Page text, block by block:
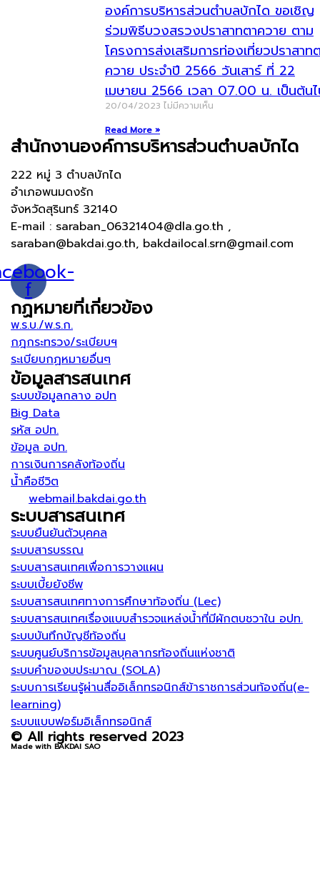
องค์การบริหารส่วนตำบลบักได ขอเชิญ
ร่วมพิธีบวงสรวงปราสาทตาควาย ตาม
โครงการส่งเสริมการท่องเที่ยวปราสาท
ควาย ประจำปี 2566 วันเสาร์ ที่ 22
เมษายน 2566 เวลา 07.00 น. เป็นต้น
20/04/2023 ไม่มีความเห็น
Read More »
สำนักงานองค์การบริหารส่วนตำบลบักได
222 หมู่ 3 ตำบลบักได
อำเภอพนมดงรัก
จังหวัดสุรินทร์ 32140
E-mail : saraban_06321404@dla.go.th ,
saraban@bakdai.go.th, bakdailocal.srn@gmail.com
f
กฏหมายที่เกี่ยวข้อง
พ.ร.บ./พ.ร.ก.
กฎกระทรวง/ระเบียบฯ
ระเบียบกฏหมายอื่นๆ
ข้อมูลสารสนเทศ
ระบบข้อมูลกลาง อปท
Big Data
รหัส อปท.
ข้อมูล อปท.
การเงินการคลังท้องถิ่น
น้ำคือชีวิต
webmail.bakdai.go.th
ระบบสารสนเทศ
ระบบยืนยันตัวบุคคล
ระบบสารบรรณ
ระบบสารสนเทศเพื่อการวางแผน
ระบบเบี้ยยังชีพ
ระบบสารสนเทศทางการศึกษาท้องถิ่น (Lec)
ระบบสารสนเทศเรื่องแบบสำรวจแหล่งน้ำที่มีผักตบชวาใน อปท.
ระบบบันทึกบัญชีท้องถิ่น
ระบบศูนย์บริการข้อมูลบุคลากรท้องถิ่นแห่งชาติ
ระบบคำของบประมาณ (SOLA)
ระบบการเรียนรู้ผ่านสื่ออิเล็กทรอนิกส์ข้าราชการส่วนท้องถิ่น(e-
learning)
ระบบแบบฟอร์มอิเล็กทรอนิกส์
© All rights reserved 2023
Made with BAKDAI SAO